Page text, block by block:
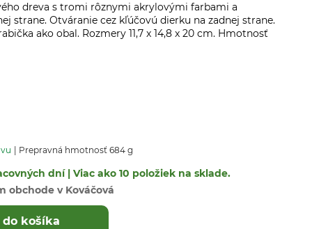
dreva s tromi rôznymi akrylovými farbami a
strane. Otváranie cez kľúčovú dierku na zadnej strane.
ako obal. Rozmery 11,7 x 14,8 x 20 cm. Hmotnosť
Prepravná hmotnosť 684 g
dní | Viac ako 10 položiek na sklade.
obchode v Kováčová
košíka